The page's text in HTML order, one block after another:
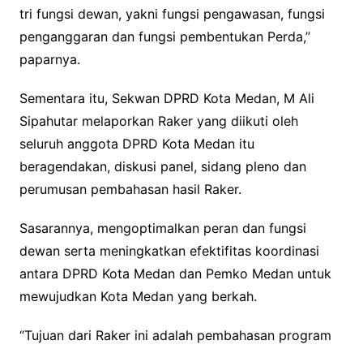
tri fungsi dewan, yakni fungsi pengawasan, fungsi
penganggaran dan fungsi pembentukan Perda,”
paparnya.
Sementara itu, Sekwan DPRD Kota Medan, M Ali
Sipahutar melaporkan Raker yang diikuti oleh
seluruh anggota DPRD Kota Medan itu
beragendakan, diskusi panel, sidang pleno dan
perumusan pembahasan hasil Raker.
Sasarannya, mengoptimalkan peran dan fungsi
dewan serta meningkatkan efektifitas koordinasi
antara DPRD Kota Medan dan Pemko Medan untuk
mewujudkan Kota Medan yang berkah.
“Tujuan dari Raker ini adalah pembahasan program